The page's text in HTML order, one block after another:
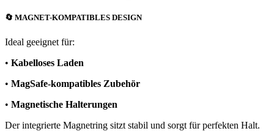
🔄 MAGNET-KOMPATIBLES DESIGN
Ideal geeignet für:
• Kabelloses Laden
• MagSafe-kompatibles Zubehör
• Magnetische Halterungen
Der integrierte Magnetring sitzt stabil und sorgt für perfekten Halt.